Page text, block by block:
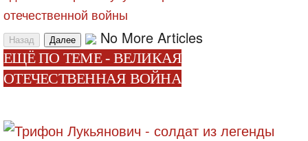
отечественной войны
Назад Далее No More Articles
ЕЩЁ ПО ТЕМЕ - ВЕЛИКАЯ
ОТЕЧЕСТВЕННАЯ ВОЙНА